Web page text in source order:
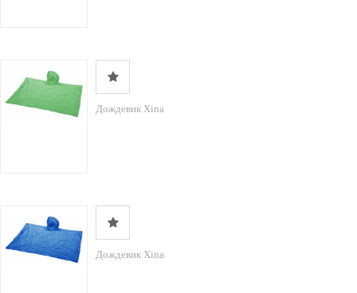
Дождевик Xina
Дождевик Xina